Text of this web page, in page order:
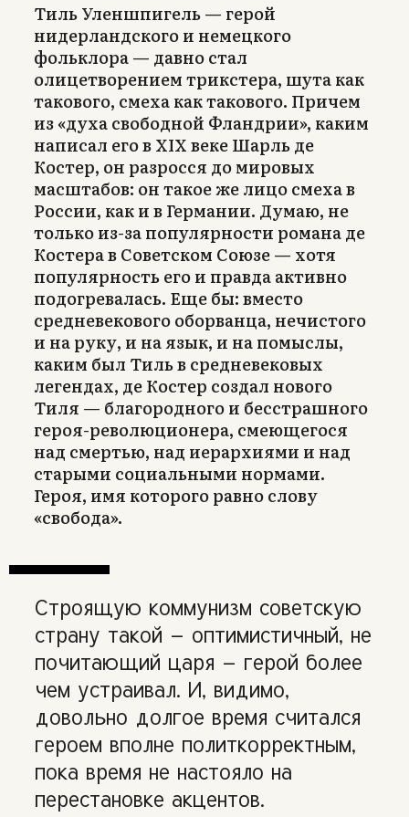
Тиль Уленшпигель — герой
нидерландского и немецкого
фольклора — давно стал
олицетворением трикстера, шута как
такового, смеха как такового. Причем
из «духа свободной Фландрии», каким
написал его в XIX веке Шарль де
Костер, он разросся до мировых
масштабов: он такое же лицо смеха в
России, как и в Германии. Думаю, не
только из-за популярности романа де
Костера в Советском Союзе — хотя
популярность его и правда активно
подогревалась. Еще бы: вместо
средневекового оборванца, нечистого
и на руку, и на язык, и на помыслы,
каким был Тиль в средневековых
легендах, де Костер создал нового
Тиля — благородного и бесстрашного
героя-революционера, смеющегося
над смертью, над иерархиями и над
старыми социальными нормами.
Героя, имя которого равно слову
«свобода».
Строящую коммунизм советскую
страну такой — оптимистичный, не
почитающий царя — герой более
чем устраивал. И, видимо,
довольно долгое время считался
героем вполне политкорректным,
пока время не настояло на
перестановке акцентов.